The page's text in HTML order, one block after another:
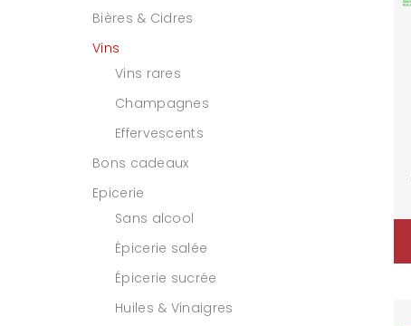
Bières & Cidres
Vins
Vins rares
Champagnes
Effervescents
Bons cadeaux
Epicerie
Sans alcool
Épicerie salée
Épicerie sucrée
Huiles & Vinaigres